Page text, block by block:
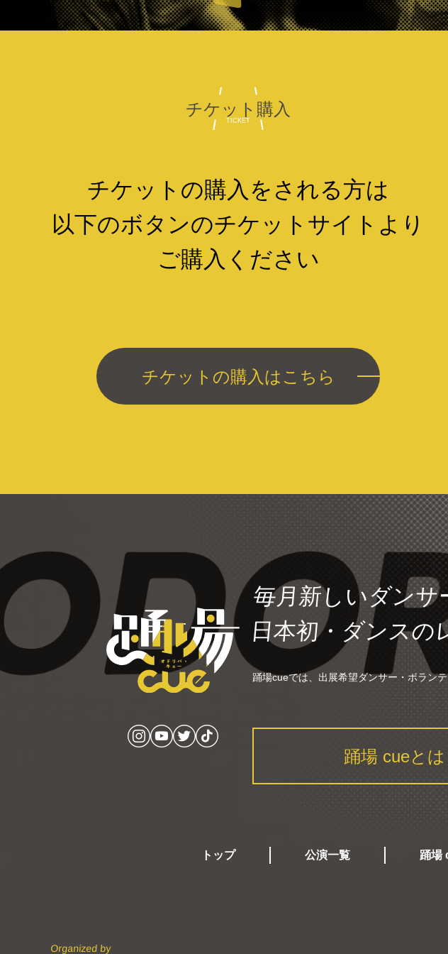
チケット購入
TICKET
チケットの購入をされる方は
以下のボタンのチケットサイトより
ご購入ください
チケットの購入はこちら
毎月新しいダンサ
日本初・ダンスの
踊場cueでは、出展希望ダンサー・ボラン
踊場 cueとは
トップ 公演一覧 踊場
Organized by